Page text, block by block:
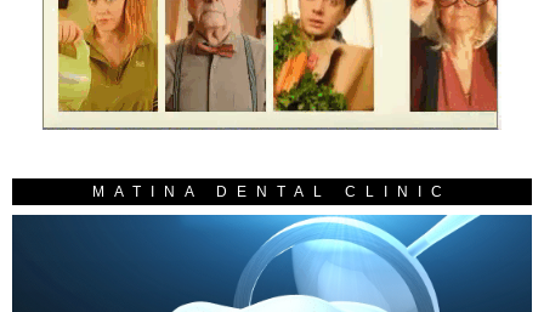
MATINA DENTAL CLINIC